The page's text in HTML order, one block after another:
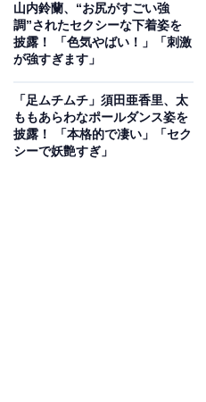
山内鈴蘭、“お尻がすごい強
調”されたセクシーな下着姿を
披露！ 「色気やばい！」「刺激
が強すぎます」
「足ムチムチ」須田亜香里、太
ももあらわなポールダンス姿を
披露！ 「本格的で凄い」「セク
シーで妖艶すぎ」